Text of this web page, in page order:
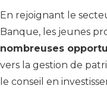
En rejoignant le
Banque, les jeunes
nombreuses
vers la gestion de
le conseil en